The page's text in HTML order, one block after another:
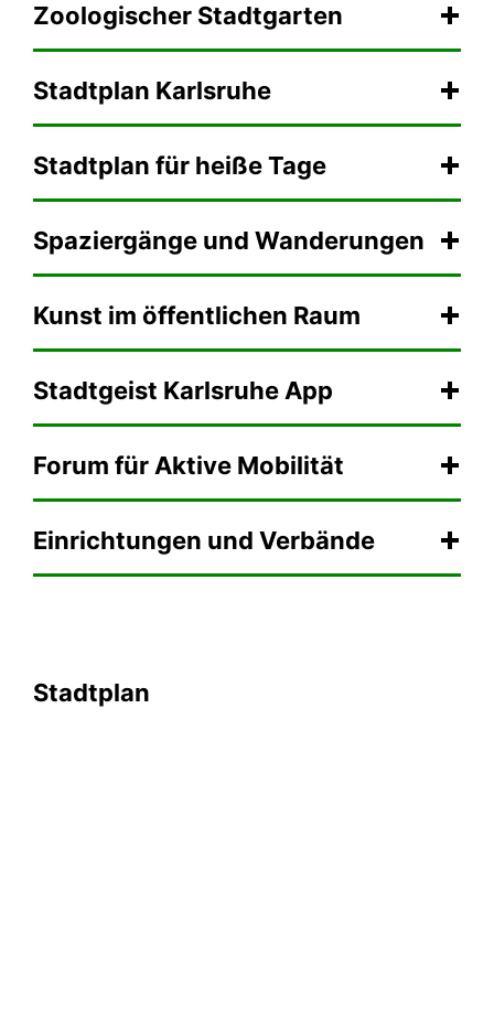
Zoologischer Stadtgarten
Stadtplan Karlsruhe
Stadtplan für heiße Tage
Spaziergänge und Wanderungen
Kunst im öffentlichen Raum
Stadtgeist Karlsruhe App
Forum für Aktive Mobilität
Einrichtungen und Verbände
Stadtplan